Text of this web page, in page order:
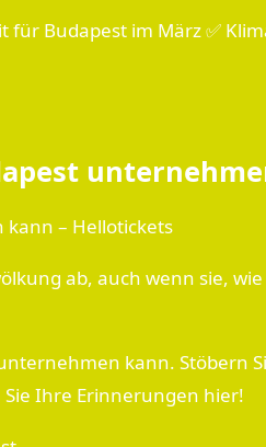
Budapest im März ✅
– Hellotickets
ab, auch wenn sie,
kann. Stöbern
Ihre Erinnerungen hier!